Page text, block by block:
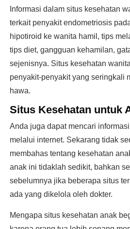
Informasi dalam situs kesehatan
terkait penyakit endometriosis
hipotiroid ke wanita hamil, tips
tips diet, gangguan kehamilan,
sejenisnya. Situs kesehatan
penyakit-penyakit yang seringkali
hawa.
Situs Kesehatan untuk
Anda juga dapat mencari
melalui internet. Sekarang tidak
membahas tentang kesehatan
anak ini tidaklah sedikit, bahkan
sebelumnya jika beberapa situs
ada yang dikelola oleh dokter.
Mengapa situs kesehatan anak